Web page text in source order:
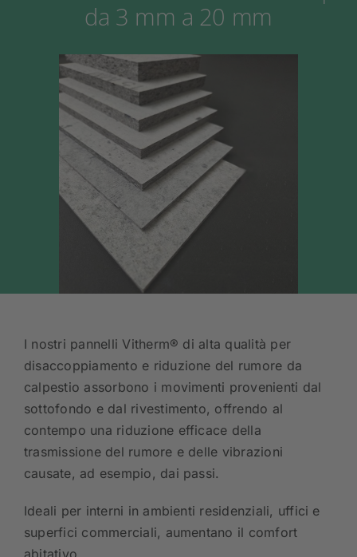
da 3 mm a 20 mm
I nostri pannelli Vitherm® di alta qualità per
disaccoppiamento e riduzione del rumore da
calpestio assorbono i movimenti provenienti dal
sottofondo e dal rivestimento, offrendo al
contempo una riduzione efficace della
trasmissione del rumore e delle vibrazioni
causate, ad esempio, dai passi.
Ideali per interni in ambienti residenziali, uffici e
superfici commerciali, aumentano il comfort
abitativo.